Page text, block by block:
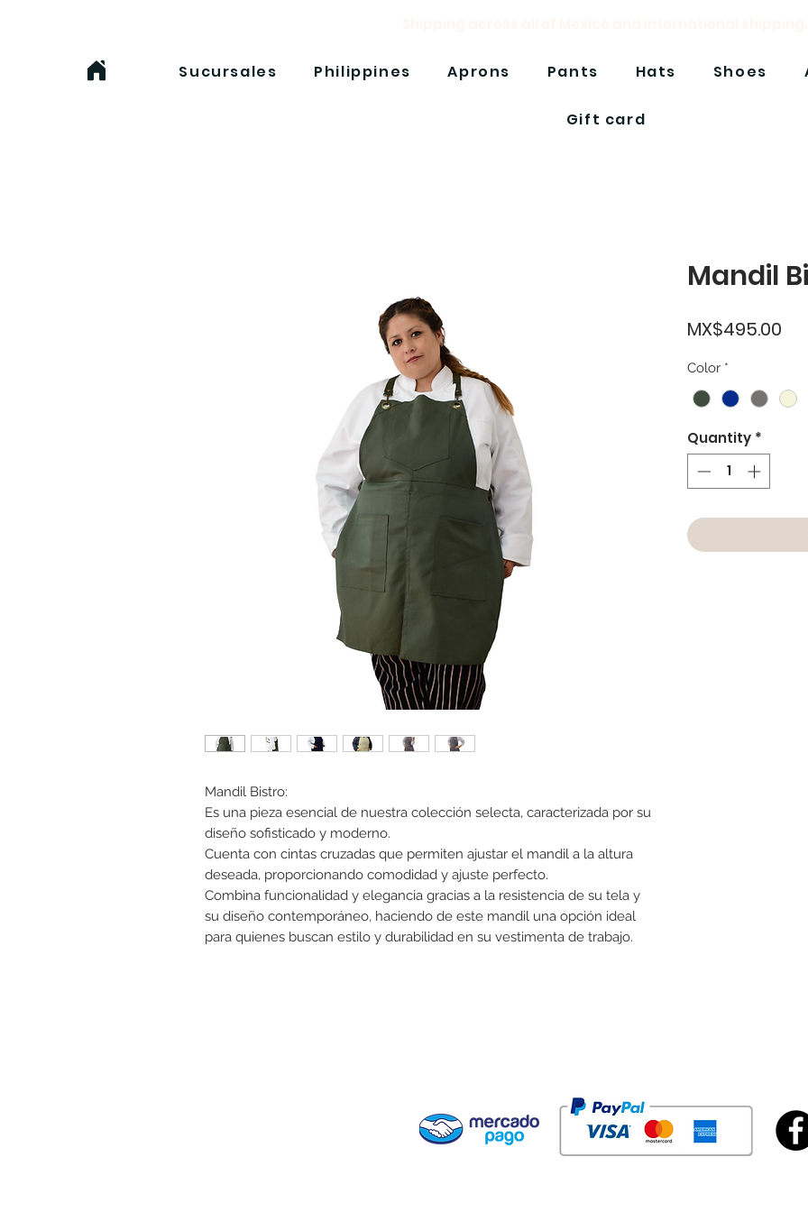
Mandil Bistro:
Es una pieza esencial de nuestra colección selecta, caracterizada por su
diseño sofisticado y moderno.
Cuenta con cintas cruzadas que permiten ajustar el mandil a la altura
deseada, proporcionando comodidad y ajuste perfecto.
Combina funcionalidad y elegancia gracias a la resistencia de su tela y
su diseño contemporáneo, haciendo de este mandil una opción ideal
para quienes buscan estilo y durabilidad en su vestimenta de trabajo.
Mandil
MX$495.00
Color *
Quantity *
Sucursales Philippines Aprons Pants Hats Shoes
Gift card